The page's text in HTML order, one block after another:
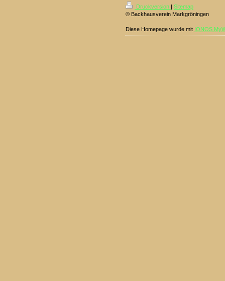
Druckversion | Sitemap
© Backhausverein Markgröningen
Diese Homepage wurde mit IONOS